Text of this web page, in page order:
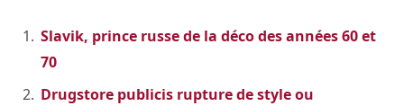
Slavik, prince russe de la déco des années 60 et
70
Drugstore publicis rupture de style ou